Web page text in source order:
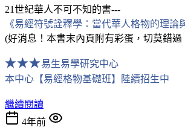
21世紀華人不可不知的書---
《易經符號詮釋學：當代華人格物的理論
(好消息！本書末內頁附有彩蛋，切莫錯過
★★★易生易學研究中心
本中心【易經格物基礎班】陸續招生中
繼續閱讀
4年前